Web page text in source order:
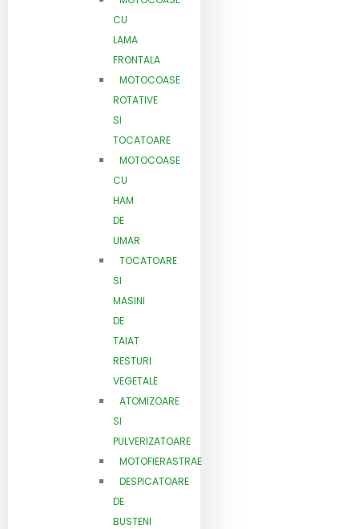
CU
LAMA
FRONTALA
MOTOCOASE
ROTATIVE
SI
TOCATOARE
MOTOCOASE
CU
HAM
DE
UMAR
TOCATOARE
SI
MASINI
DE
TAIAT
RESTURI
VEGETALE
ATOMIZOARE
SI
PULVERIZATOARE
MOTOFIERASTRAE
DESPICATOARE
DE
BUSTENI